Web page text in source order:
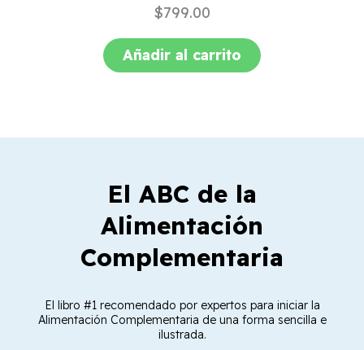
$799.00
Añadir al carrito
El ABC de la
Alimentación
Complementaria
El libro #1 recomendado por expertos para iniciar la
Alimentación Complementaria de una forma sencilla e
ilustrada.